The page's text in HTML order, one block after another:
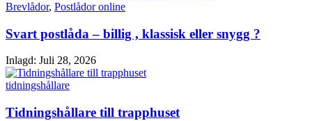
Brevlådor, Postlådor online
Svart postlåda – billig , klassisk eller snygg ?
Inlagd: Juli 28, 2026
tidningshållare
Tidningshållare till trapphuset